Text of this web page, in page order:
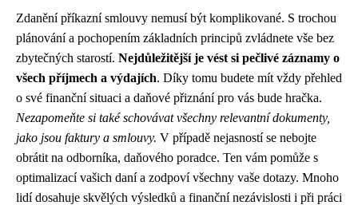
Zdanění příkazní smlouvy nemusí být komplikované. S trochou
plánování a pochopením základních principů zvládnete vše bez
zbytečných starostí. Nejdůležitější je vést si pečlivé záznamy o
všech příjmech a výdajích. Díky tomu budete mít vždy přehled
o své finanční situaci a daňové přiznání pro vás bude hračka.
Nezapomeňte si také schovávat všechny relevantní dokumenty,
jako jsou faktury a smlouvy. V případě nejasností se nebojte
obrátit na odborníka, daňového poradce. Ten vám pomůže s
optimalizací vašich daní a zodpoví všechny vaše dotazy. Mnoho
lidí dosahuje skvělých výsledků a finanční nezávislosti i při práci